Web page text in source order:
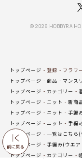
前に戻る
© 2026 HOBBYRA
トップページ 登録
フラワ
トップページ
商品 マンス
トップページ
カテゴリー
トップページ
ニット 新商
トップページ
ニット 手編
トップページ
ニット 手編
トップページ
一覧はこちら
トップページ
手編み(ウエ
トップページ
カテゴリー